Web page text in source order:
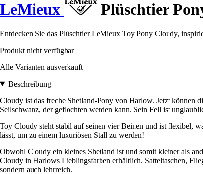
LeMieux Plüschtier
Entdecken Sie das Plüschtier LeMieux Toy Pony Cloudy,
Produkt nicht verfügbar
Alle Varianten ausverkauft
Beschreibung
Cloudy ist das freche Shetland-Pony von Harlow. Jetzt können
Seilschwanz, der geflochten werden kann. Sein Fell ist
Toy Cloudy steht stabil auf seinen vier Beinen und ist flexibel,
lässt, um zu einem luxuriösen Stall zu werden!
Obwohl Cloudy ein kleines Shetland ist und somit kleiner als
Cloudy in Harlows Lieblingsfarben erhältlich. Satteltaschen,
sondern auch lehrreich.